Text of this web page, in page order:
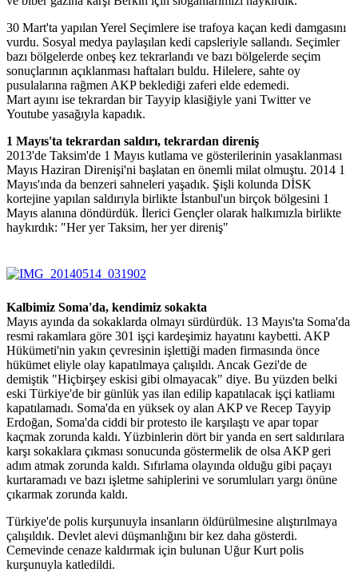
30 Mart'ta yapılan Yerel Seçimlere ise trafoya kaçan kedi damgasını
vurdu. Sosyal medya paylaşılan kedi capsleriyle sallandı. Seçimler
bazı bölgelerde onbeş kez tekrarlandı ve bazı bölgelerde seçim
sonuçlarının açıklanması haftaları buldu. Hilelere, sahte oy
pusulalarına rağmen AKP beklediği zaferi elde edemedi.
Mart ayını ise tekrardan bir Tayyip klasiğiyle yani Twitter ve
Youtube yasağıyla kapadık.
1 Mayıs'ta tekrardan saldırı, tekrardan direniş
2013'de Taksim'de 1 Mayıs kutlama ve gösterilerinin yasaklanması
Mayıs Haziran Direnişi'ni başlatan en önemli milat olmuştu. 2014 1
Mayıs'ında da benzeri sahneleri yaşadık. Şişli kolunda DİSK
kortejine yapılan saldırıyla birlikte İstanbul'un birçok bölgesini 1
Mayıs alanına döndürdük. İlerici Gençler olarak halkımızla birlikte
haykırdık: "Her yer Taksim, her yer direniş"
Kalbimiz Soma'da, kendimiz sokakta
Mayıs ayında da sokaklarda olmayı sürdürdük. 13 Mayıs'ta Soma'da
resmi rakamlara göre 301 işçi kardeşimiz hayatını kaybetti. AKP
Hükümeti'nin yakın çevresinin işlettiği maden firmasında önce
hükümet eliyle olay kapatılmaya çalışıldı. Ancak Gezi'de de
demiştik "Hiçbirşey eskisi gibi olmayacak" diye. Bu yüzden belki
eski Türkiye'de bir günlük yas ilan edilip kapatılacak işçi katliamı
kapatılamadı. Soma'da en yüksek oy alan AKP ve Recep Tayyip
Erdoğan, Soma'da ciddi bir protesto ile karşılaştı ve apar topar
kaçmak zorunda kaldı. Yüzbinlerin dört bir yanda en sert saldırılara
karşı sokaklara çıkması sonucunda göstermelik de olsa AKP geri
adım atmak zorunda kaldı. Sıfırlama olayında olduğu gibi paçayı
kurtaramadı ve bazı işletme sahiplerini ve sorumluları yargı önüne
çıkarmak zorunda kaldı.
Türkiye'de polis kurşunuyla insanların öldürülmesine alıştırılmaya
çalışıldık. Devlet alevi düşmanlığını bir kez daha gösterdi.
Cemevinde cenaze kaldırmak için bulunan Uğur Kurt polis
kurşunuyla katledildi.